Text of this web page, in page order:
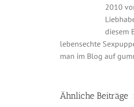
2010
diesem
lebensechte
man im Blog auf
Ähnliche Beiträge